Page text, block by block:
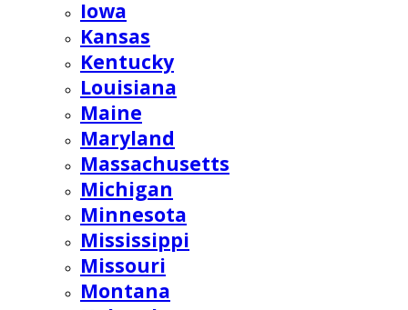
Iowa
Kansas
Kentucky
Louisiana
Maine
Maryland
Massachusetts
Michigan
Minnesota
Mississippi
Missouri
Montana